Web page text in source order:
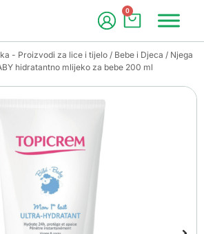
0
- Proizvodi za lice i tijelo / Bebe i Djeca / Njega
hidratantno mlijeko za bebe 200 ml